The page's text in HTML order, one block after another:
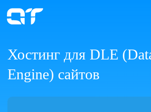
Хостинг для DLE
Engine) сайтов